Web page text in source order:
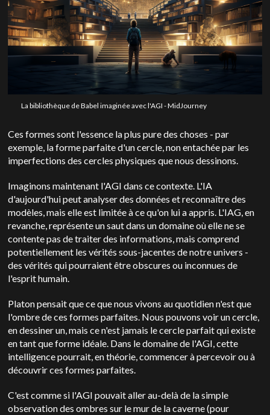
La bibliothèque de Babel imaginée avec l'AGI - MidJourney
Ces formes sont l'essence la plus pure des choses - par
exemple, la forme parfaite d'un cercle, non entachée par les
imperfections des cercles physiques que nous dessinons.
Imaginons maintenant l'AGI dans ce contexte. L'IA
d'aujourd'hui peut analyser des données et reconnaître des
modèles, mais elle est limitée à ce qu'on lui a appris. L'IAG, en
revanche, représente un saut dans un domaine où elle ne se
contente pas de traiter des informations, mais comprend
potentiellement les vérités sous-jacentes de notre univers -
des vérités qui pourraient être obscures ou inconnues de
l'esprit humain.
Platon pensait que ce que nous vivons au quotidien n'est que
l'ombre de ces formes parfaites. Nous pouvons voir un cercle,
en dessiner un, mais ce n'est jamais le cercle parfait qui existe
en tant que forme idéale. Dans le domaine de l'AGI, cette
intelligence pourrait, en théorie, commencer à percevoir ou à
découvrir ces formes parfaites.
C'est comme si l'AGI pouvait aller au-delà de la simple
observation des ombres sur le mur de la caverne (pour